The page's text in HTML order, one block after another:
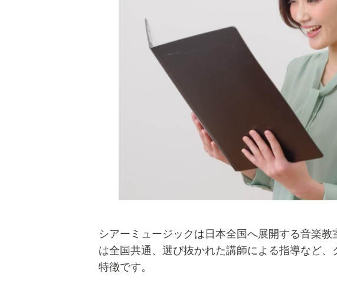
シアーミュージックは日本全国へ展開する音楽
は全国共通、選び抜かれた講師による指導など
特徴です。